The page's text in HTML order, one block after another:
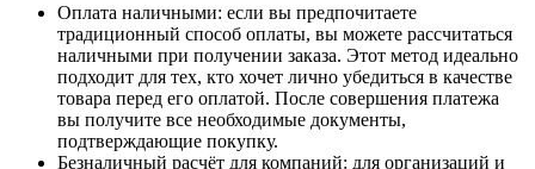
Оплата наличными: если вы предпочитаете
традиционный способ оплаты, вы можете рассчитаться
наличными при получении заказа. Этот метод идеально
подходит для тех, кто хочет лично убедиться в качестве
товара перед его оплатой. После совершения платежа
вы получите все необходимые документы,
подтверждающие покупку.
Безналичный расчёт для компаний: для организаций и